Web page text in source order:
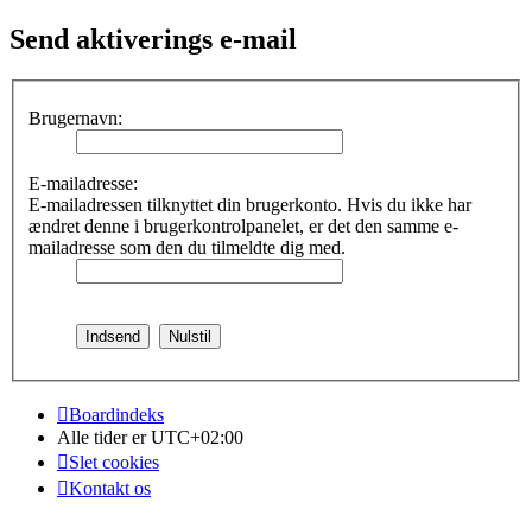
Send aktiverings e-mail
Brugernavn:
E-mailadresse:
E-mailadressen tilknyttet din brugerkonto. Hvis du ikke har
ændret denne i brugerkontrolpanelet, er det den samme e-
mailadresse som den du tilmeldte dig med.
Boardindeks
Alle tider erUTC+02:00
Slet cookies
Kontakt os